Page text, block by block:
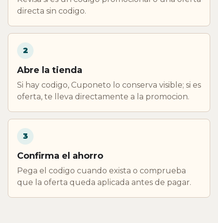
directa sin codigo.
2
Abre la tienda
Si hay codigo, Cuponeto lo conserva visible; si es
oferta, te lleva directamente a la promocion.
3
Confirma el ahorro
Pega el codigo cuando exista o comprueba
que la oferta queda aplicada antes de pagar.